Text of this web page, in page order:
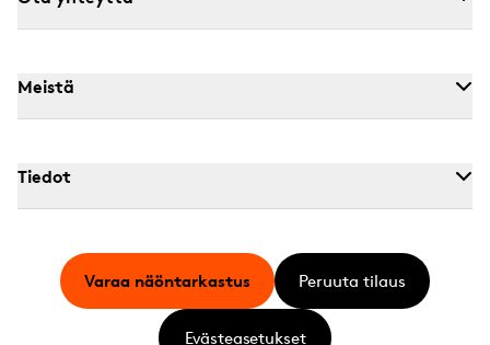
Meistä
Tiedot
Varaa näöntarkastus Peruuta tilaus
Evästeasetukset